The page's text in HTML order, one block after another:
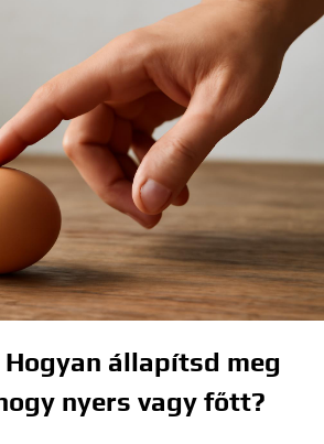
állapítsd meg
nyers vagy főtt?